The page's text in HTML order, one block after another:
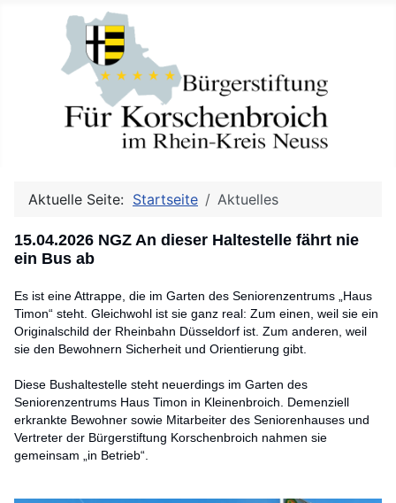
Aktuelle Seite: Startseite Aktuelles
15.04.2026 NGZ An dieser Haltestelle fährt nie
ein Bus ab
Es ist eine Attrappe, die im Garten des Seniorenzentrums „Haus
Timon“ steht. Gleichwohl ist sie ganz real: Zum einen, weil sie ein
Originalschild der Rheinbahn Düsseldorf ist. Zum anderen, weil
sie den Bewohnern Sicherheit und Orientierung gibt.
Diese Bushaltestelle steht neuerdings im Garten des
Seniorenzentrums Haus Timon in Kleinenbroich. Demenziell
erkrankte Bewohner sowie Mitarbeiter des Seniorenhauses und
Vertreter der Bürgerstiftung Korschenbroich nahmen sie
gemeinsam „in Betrieb“.